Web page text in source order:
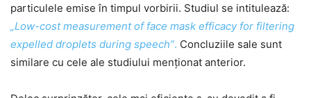
particulele emise în timpul vorbirii. Studiul se intitulează:
„Low-cost measurement of face mask efficacy for filtering
expelled droplets during speech”. Concluziile sale sunt
similare cu cele ale studiului menționat anterior.